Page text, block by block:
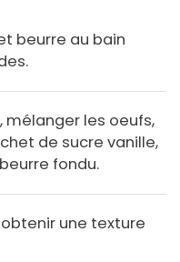
beurre au bain
mélanger les oeufs,
de sucre vanille,
fondu.
une texture